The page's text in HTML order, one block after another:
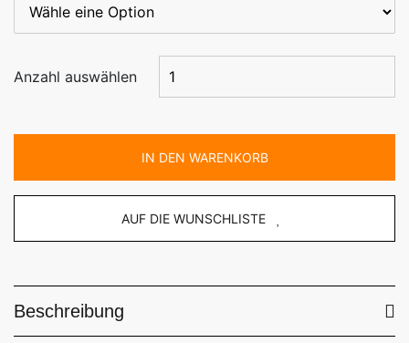
Anzahl auswählen
IN DEN WARENKORB
AUF DIE WUNSCHLISTE
Beschreibung